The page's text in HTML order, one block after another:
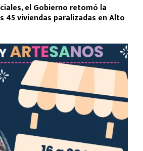
el Gobierno retomó la
45 viviendas paralizadas en Alto